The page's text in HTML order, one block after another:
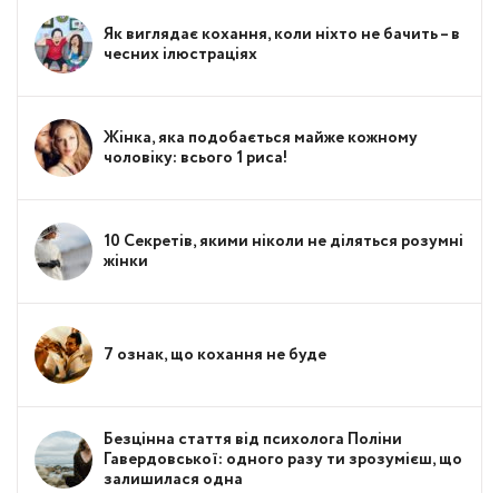
Як виглядає кохання, коли ніхто не бачить – в
чесних ілюстраціях
Жінка, яка подобається майже кожному
чоловіку: всього 1 риса!
10 Секретів, якими ніколи не діляться розумні
жінки
7 ознак, що кохання не буде
Безцінна стаття від психолога Поліни
Гавердовської: одного разу ти зрозумієш, що
залишилася одна